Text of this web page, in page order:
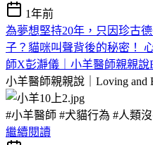
1年前
為夢想堅持20年，只因珍古
子？貓咪叫聲背後的秘密！
師X彭瀞儀｜小羊醫師親親說
小羊醫師親親說｜Loving and
#小羊醫師 #犬貓行為 #人類
繼續閱讀